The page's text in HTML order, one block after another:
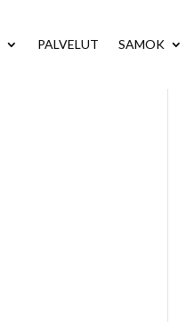
PALVELUT SAMOK